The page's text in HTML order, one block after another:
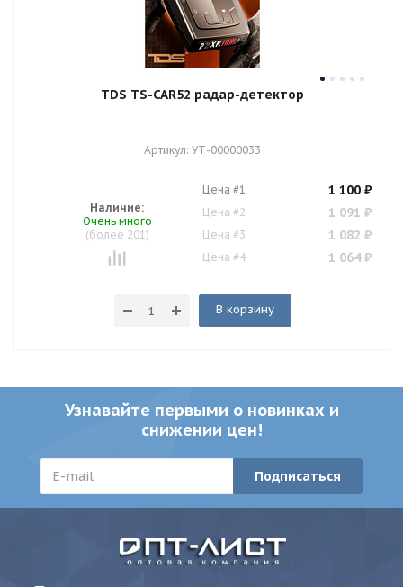
TDS TS-CAR52 радар-детектор
Артикул: УТ-00000033
Наличие:
Очень много
(более 201)
Цена #1 1 100 ₽
Цена #2 1 091 ₽
Цена #3 1 082 ₽
Цена #4 1 064₽
В корзину
Узнавайте первыми о новинках и
снижении цен!